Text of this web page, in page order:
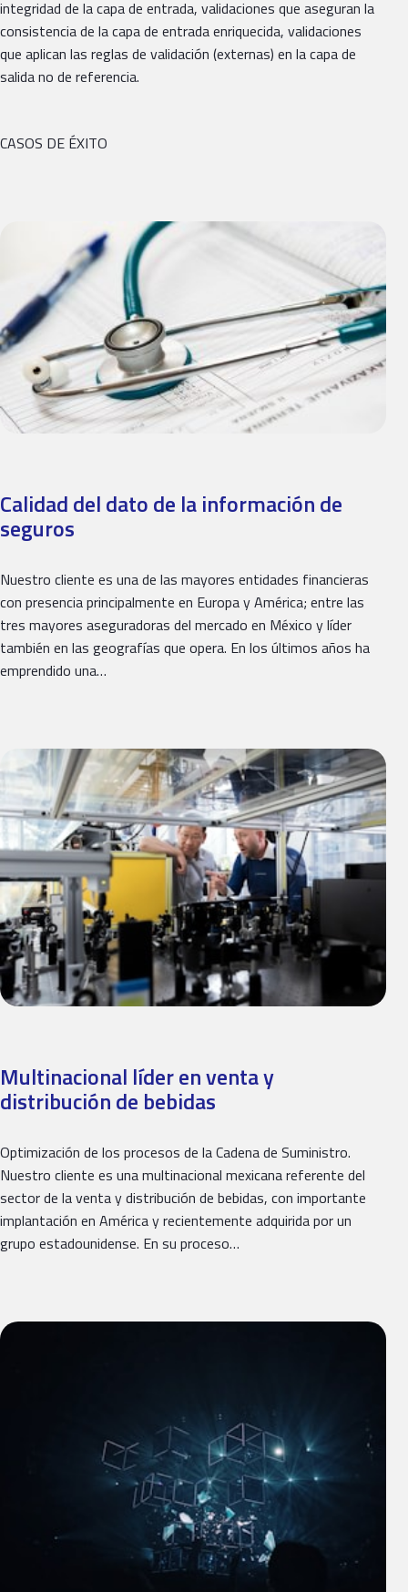
integridad de la capa de entrada, validaciones que aseguran la
consistencia de la capa de entrada enriquecida, validaciones
que aplican las reglas de validación (externas) en la capa de
salida no de referencia.
CASOS DE ÉXITO
Calidad del dato de la información de
seguros
Nuestro cliente es una de las mayores entidades financieras
con presencia principalmente en Europa y América; entre las
tres mayores aseguradoras del mercado en México y líder
también en las geografías que opera. En los últimos años ha
emprendido una…
Multinacional líder en venta y
distribución de bebidas
Optimización de los procesos de la Cadena de Suministro.
Nuestro cliente es una multinacional mexicana referente del
sector de la venta y distribución de bebidas, con importante
implantación en América y recientemente adquirida por un
grupo estadounidense. En su proceso…